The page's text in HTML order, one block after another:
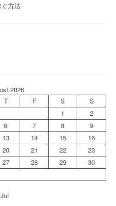
方法
2026
T F S
S
1
2
6 7 8
9
13 14 15
16
20 21 22
23
27 28 29
30